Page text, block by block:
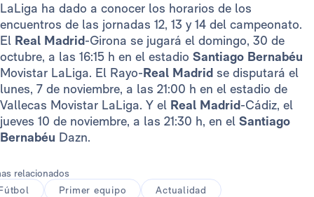
LaLiga ha dado a conocer los horarios de los
encuentros de las jornadas 12, 13 y 14 del campeonato.
El Real Madrid-Girona se jugará el domingo, 30 de
octubre, a las 16:15 h en el estadio Santiago Bernabéu
Movistar LaLiga. El Rayo-Real Madrid se disputará el
lunes, 7 de noviembre, a las 21:00 h en el estadio de
Vallecas Movistar LaLiga. Y el Real Madrid-Cádiz, el
jueves 10 de noviembre, a las 21:30 h, en el Santiago
Bernabéu Dazn.
relacionados
Primer equipo Actualidad